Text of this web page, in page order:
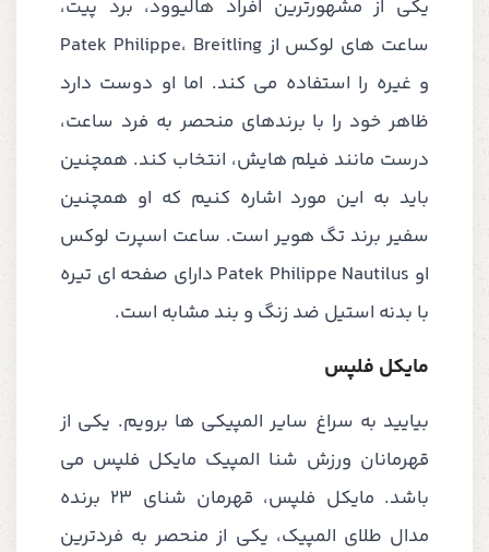
یکی از مشهورترین افراد هالیوود، برد پیت،
ساعت های لوکس از Patek Philippe، Breitling
و غیره را استفاده می کند. اما او دوست دارد
ظاهر خود را با برندهای منحصر به فرد ساعت،
درست مانند فیلم هایش، انتخاب کند. همچنین
باید به این مورد اشاره کنیم که او همچنین
سفیر برند تگ هویر است. ساعت اسپرت لوکس
او Patek Philippe Nautilus دارای صفحه ای تیره
با بدنه استیل ضد زنگ و بند مشابه است.
مایکل فلپس
بیایید به سراغ سایر المپیکی ها برویم. یکی از
قهرمانان ورزش شنا المپیک مایکل فلپس می
باشد. مایکل فلپس، قهرمان شنای 23 برنده
مدال طلای المپیک، یکی از منحصر به فردترین